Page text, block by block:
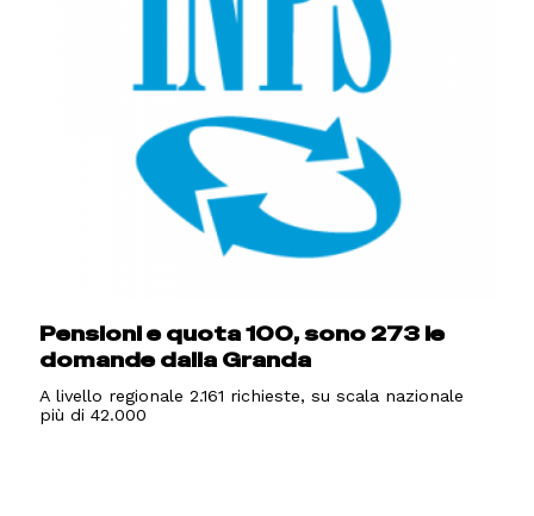
Pensioni e quota 100, sono 273 le
domande dalla Granda
A livello regionale 2.161 richieste, su scala nazionale
più di 42.000